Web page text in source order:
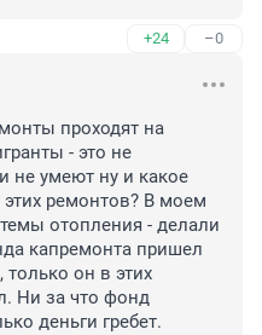
+24 –0
проходят на
- это не
не умеют ну и какое
ремонтов? В моем
отопления - делали
капремонта пришел
он в этих
Ни за что фонд
деньги гребет.